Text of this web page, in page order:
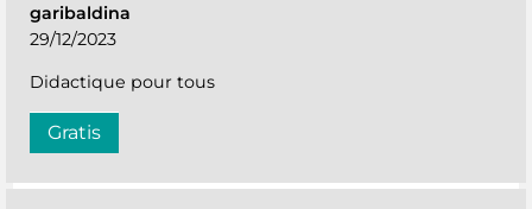
garibaldina
29/12/2023
Didactique pour tous
Gratis